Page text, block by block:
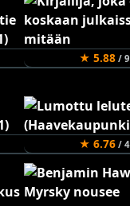
★ 5.88/ 9
★ 6.76/ 4